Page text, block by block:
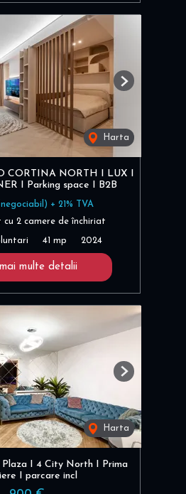
Harta
Next
CORTINA NORTH I LUX I
I Parking space I B2B
+ 21% TVA
2 camere de închiriat
41 mp 2024
multe detalii
Harta
Next
Plaza I 4 City North I Prima
I parcare incl